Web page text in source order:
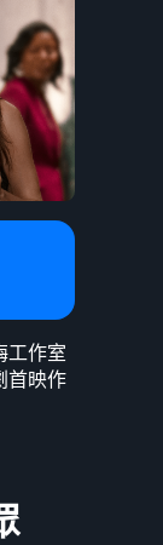
工作室
首映作